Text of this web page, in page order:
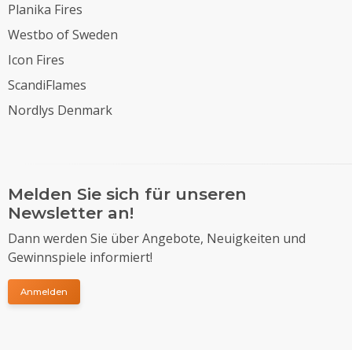
Planika Fires
Westbo of Sweden
Icon Fires
ScandiFlames
Nordlys Denmark
Melden Sie sich für unseren
Newsletter an!
Dann werden Sie über Angebote, Neuigkeiten und
Gewinnspiele informiert!
Anmelden